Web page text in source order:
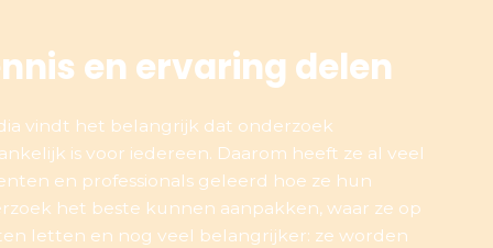
en ervaring delen
vindt het belangrijk dat onderzoek
is voor iedereen. Daarom heeft ze al veel
en professionals geleerd hoe ze hun
het beste kunnen aanpakken, waar ze op
letten en nog veel belangrijker: ze worden